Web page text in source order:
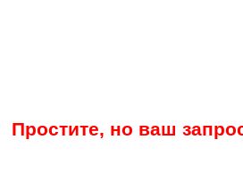
Простите, но ваш